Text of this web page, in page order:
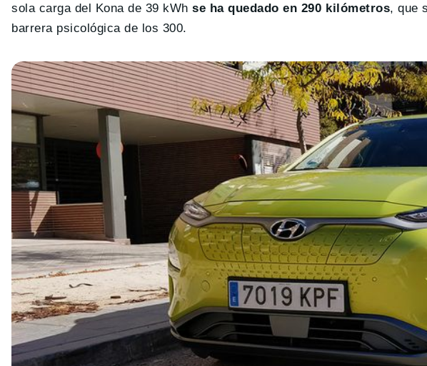
sola carga del Kona de 39 kWhse ha quedado en 290 kilómetros, que
barrera psicológica de los 300.